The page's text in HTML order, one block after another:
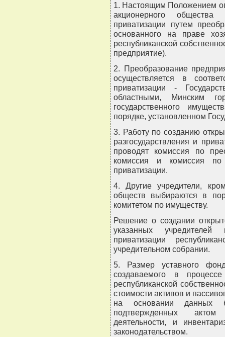
1. Настоящим Положением
акционерного
приватизации путем
основанного на праве
республиканской
предприятие).
2. Преобразование
осуществляется в
приватизации -
областными, Минским
государственного
порядке, установленном
3. Работу по созданию
разгосударствления и
проводят комиссия по
комиссия и комиссия по
приватизации.
4. Другие учредители,
обществ выбираются в
комитетом по имуществу.
Решение о создании
указанных
приватизации
учредительном собрании.
5. Размер уставного
создаваемого в процессе
республиканской
стоимости активов и
на основании данных
подтвержденных актом
деятельности, и
законодательством.